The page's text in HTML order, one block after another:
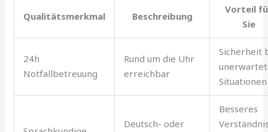
Qualitätsmerkmal Beschreibung
Vorteil
Sie
24h
Notfallbetreuung
Rund um die Uhr
erreichbar
Sicherheit
Situationen
Deutsch- oder
Besseres